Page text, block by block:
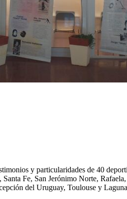
y particularidades de 40
Fe, San Jerónimo Norte,
del Uruguay, Toulouse y